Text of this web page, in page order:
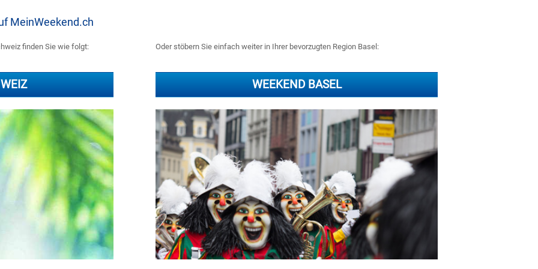
MeinWeekend.ch
finden Sie wie folgt: Oder stöbern Sie einfach weiter in Ihrer bevorzugten Region Basel:
WEEKEND BASEL